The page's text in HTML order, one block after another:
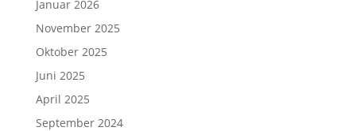
Januar 2026
November 2025
Oktober 2025
Juni 2025
April 2025
September 2024